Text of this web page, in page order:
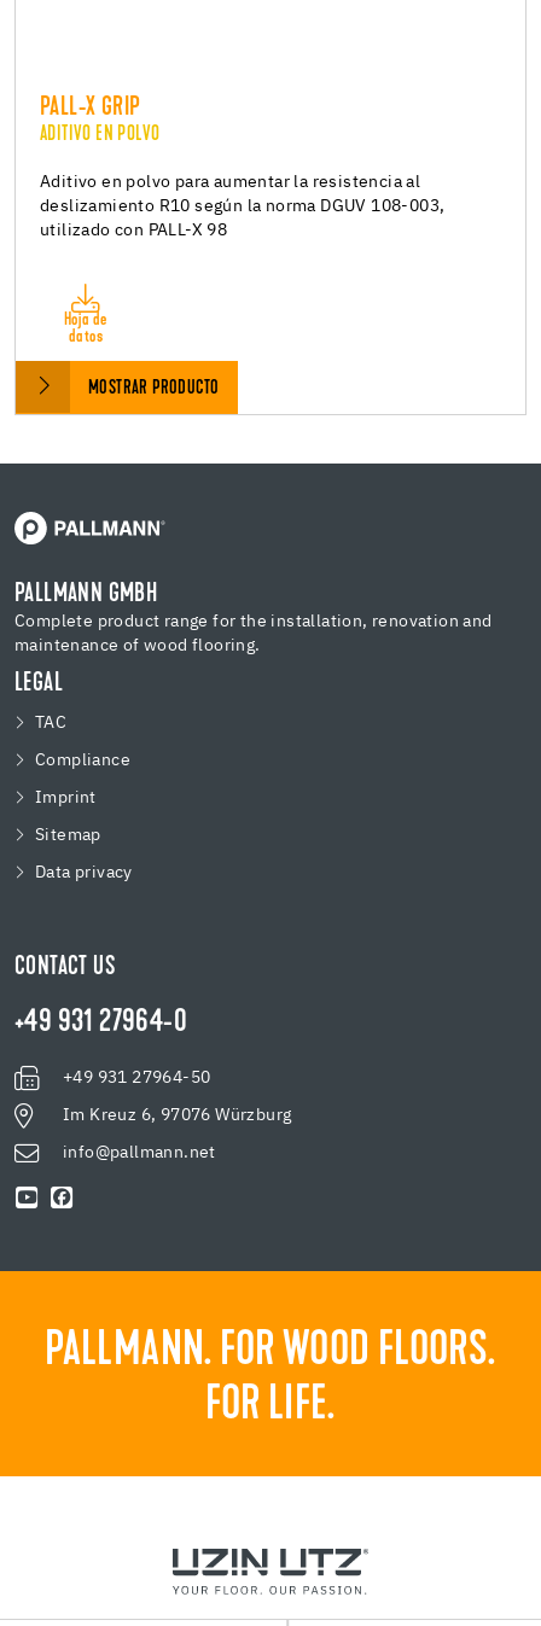
PALL-X GRIP
ADITIVO EN POLVO
Aditivo en polvo para aumentar la resistencia al
deslizamiento R10 según la norma DGUV 108-003,
utilizado con PALL-X 98
Hoja de
datos
MOSTRAR PRODUCTO
PALLMANN GMBH
Complete product range for the installation, renovation and
maintenance of wood flooring.
LEGAL
TAC
Compliance
Imprint
Sitemap
Data privacy
CONTACT US
+49 931 27964-0
+49 931 27964-50
Im Kreuz 6, 97076 Würzburg
info@pallmann.net
PALLMANN. FOR WOOD FLOORS.
FOR LIFE.